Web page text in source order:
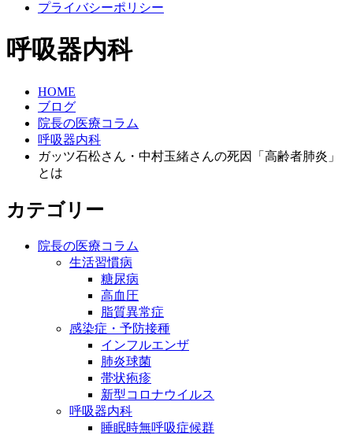
プライバシーポリシー
呼吸器内科
HOME
ブログ
院長の医療コラム
呼吸器内科
ガッツ石松さん・中村玉緒さんの死因「高齢者肺炎」
とは
カテゴリー
院長の医療コラム
生活習慣病
糖尿病
高血圧
脂質異常症
感染症・予防接種
インフルエンザ
肺炎球菌
帯状疱疹
新型コロナウイルス
呼吸器内科
睡眠時無呼吸症候群